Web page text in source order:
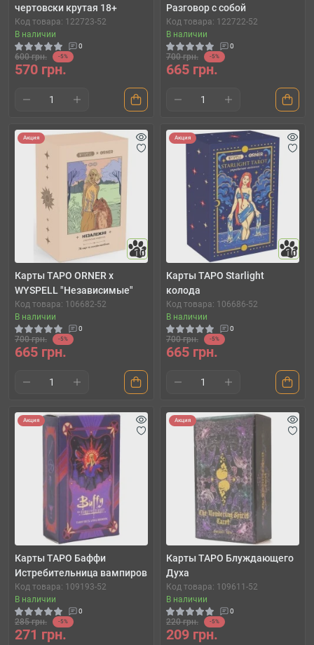
чертовски крутая 18+
Код товара: 122723-52
В наличии
0
600 грн. -5%
570 грн.
Разговор с собой
Код товара: 122722-52
В наличии
0
700 грн. -5%
665 грн.
Акция
10
Карты ТАРО ORNER x
WYSPELL "Независимые"
Код товара: 106682-52
В наличии
0
700 грн. -5%
665 грн.
Акция
10
Карты ТАРО Starlight
колода
Код товара: 106686-52
В наличии
0
700 грн. -5%
665 грн.
Акция
Карты ТАРО Баффи
Истребительница вампиров
Код товара: 109193-52
В наличии
0
285 грн. -5%
271 грн.
Акция
Карты ТАРО Блуждающего
Духа
Код товара: 109611-52
В наличии
0
220 грн. -5%
209 грн.